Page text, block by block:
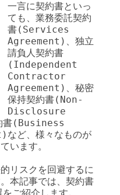
一言に契約書といっ
ても、業務委託契約
書(Services
Agreement)、独立
請負人契約書
(Independent
Contractor
Agreement)、秘密
保持契約書(Non-
Disclosure
書(Business
ど、様々なものが
います。
リスクを回避するに
本記事では、契約書